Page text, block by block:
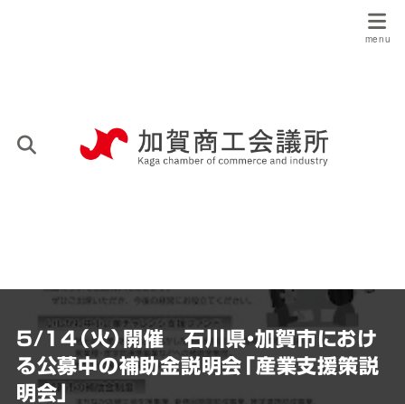
5/14（火）開催 石川県・加賀市におけ
る公募中の補助金説明会「産業支援策説
明会」